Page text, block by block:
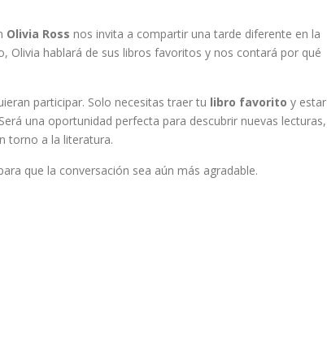
Olivia Ross nos invita a compartir una tarde diferente en la
Olivia hablará de sus libros favoritos y nos contará por qué
participar. Solo necesitas traer tu libro favorito y estar
una oportunidad perfecta para descubrir nuevas lecturas,
torno a la literatura.
que la conversación sea aún más agradable.